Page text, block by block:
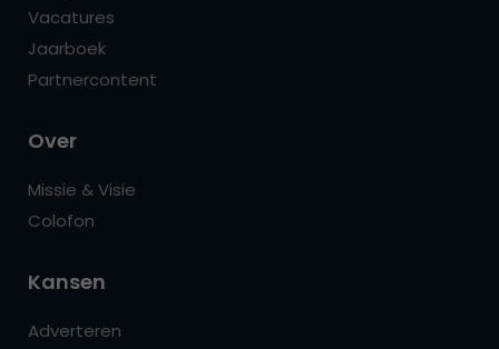
Vacatures
Jaarboek
Partnercontent
Over
Missie & Visie
Colofon
Kansen
Adverteren